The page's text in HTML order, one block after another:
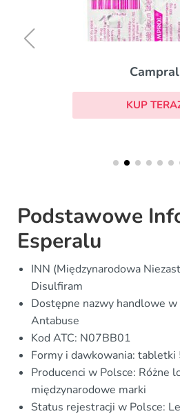
Campral
KUP
Podstawowe
Esperalu
INN (Międzynarodowa
Disulfiram
Dostępne nazwy handlowe w
Antabuse
Kod ATC: N07BB01
Formy i dawkowania:
Producenci w Polsce: Różne
międzynarodowe marki
Status rejestracji w Polsce: